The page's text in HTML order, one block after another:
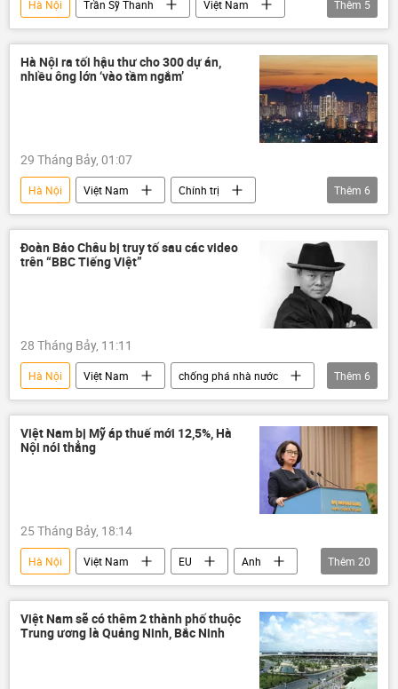
Hà Nội Trần Sỹ Thanh
Việt Nam
Võ Nguyên Giáp
Hồ Chí Minh
Đảng Cộng sản Việt Nam
Xã hội
Internet
Thêm 5
Hà Nội ra tối hậu thư cho 300 dự án,
nhiều ông lớn ‘vào tầm ngắm’
29 Tháng Bảy, 01:07
Hà Nội Việt Nam
Chính trị
Bộ Nông nghiệp Việt Nam
đầu tư
chính quyền
tài chính
công ty
doanh nghiệp
Thêm 6
Đoàn Bảo Châu bị truy tố sau các video
trên “BBC Tiếng Việt”
28 Tháng Bảy, 11:11
Hà Nội Việt Nam
chống phá nhà nước
công an
Bộ Công an Việt Nam
phản bội tổ quốc
phản động
Pháp luật
Thêm 6
Việt Nam bị Mỹ áp thuế mới 12,5%, Hà
Nội nói thẳng
25 Tháng Bảy, 18:14
Hà Nội Việt Nam EU
Anh
Campuchia
Canada
Ấn Độ
Indonesia
Jordan
Malaysia
Mexico
Đài Loan
Nhật Bản
Thế giới
Thêm 20
Việt Nam sẽ có thêm 2 thành phố thuộc
Trung ương là Quảng Ninh, Bắc Ninh